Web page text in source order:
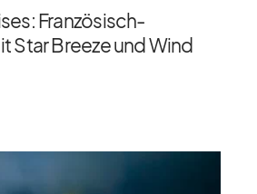
Französisch-
Star Breeze und Wind